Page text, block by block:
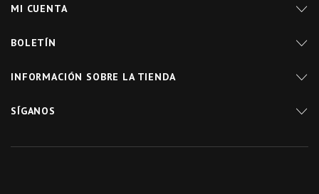
MI CUENTA
BOLETÍN
INFORMACIÓN SOBRE LA TIENDA
SÍGANOS